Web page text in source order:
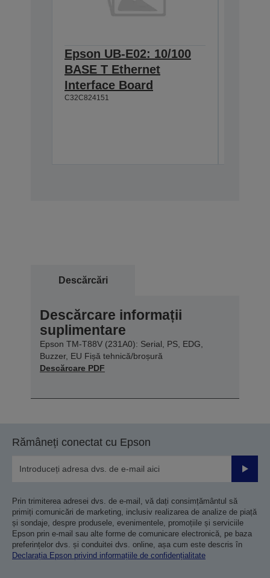
Epson UB-E02: 10/100
BASE T Ethernet
Interface Board
C32C824151
Descărcări
Descărcare informații
suplimentare
Epson TM-T88V (231A0): Serial, PS, EDG,
Buzzer, EU Fișă tehnică/broșură
Descărcare PDF
Rămâneți conectat cu Epson
Prin trimiterea adresei dvs. de e-mail, vă dați consimțământul să
primiți comunicări de marketing, inclusiv realizarea de analize de piață
și sondaje, despre produsele, evenimentele, promoțiile și serviciile
Epson prin e-mail sau alte forme de comunicare electronică, pe baza
preferințelor dvs. și conduitei dvs. online, așa cum este descris în
Declarația Epson privind informațiile de confidențialitate